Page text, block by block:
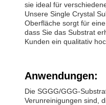
sie ideal für
Unsere Single Crystal
Oberfläche sorgt für
dass Sie das Substrat
Kunden ein qualitativ
Anwendungen:
Die SGGG/GGG-
Verunreinigungen sind,